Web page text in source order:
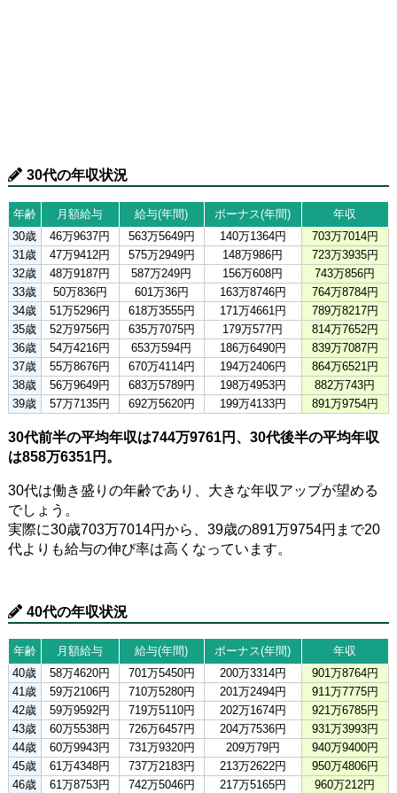
30代の年収状況
年齢 月額給与 給与(年間) ボーナス(年間)
年収
30歳
46万9637円 563万5649円 140万1364円
703万7014円
31歳
47万9412円 575万2949円 148万986円
723万3935円
32歳
48万9187円 587万249円 156万608円
743万856円
33歳
50万836円 601万36円 163万8746円
764万8784円
34歳
51万5296円 618万3555円 171万4661円
789万8217円
35歳
52万9756円 635万7075円 179万577円
814万7652円
36歳
54万4216円 653万594円 186万6490円
839万7087円
37歳
55万8676円 670万4114円 194万2406円
864万6521円
38歳
56万9649円 683万5789円 198万4953円
882万743円
39歳
57万7135円 692万5620円 199万4133円 891万9754円
30代前半の平均年収は744万9761円、30代後半の平均年収
は858万6351円。
30代は働き盛りの年齢であり、大きな年収アップが望める
でしょう。
実際に30歳703万7014円から、39歳の891万9754円まで20
代よりも給与の伸び率は高くなっています。
40代の年収状況
年齢 月額給与 給与(年間) ボーナス(年間)
年収
40歳
58万4620円 701万5450円 200万3314円
901万8764円
41歳
59万2106円 710万5280円 201万2494円
911万7775円
42歳
59万9592円 719万5110円 202万1674円
921万6785円
43歳
60万5538円 726万6457円 204万7536円
931万3993円
44歳
60万9943円 731万9320円 209万79円
940万9400円
45歳
61万4348円 737万2183円 213万2622円
950万4806円
46歳
61万8753円 742万5046円 217万5165円
960万212円